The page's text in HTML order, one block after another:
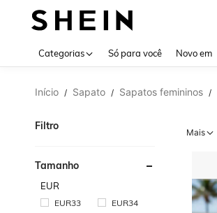
Categorias Só para você Novo em
Início / Sapato / Sapatos femininos /
Filtro
Tamanho
EUR
EUR33
EUR34
Mais